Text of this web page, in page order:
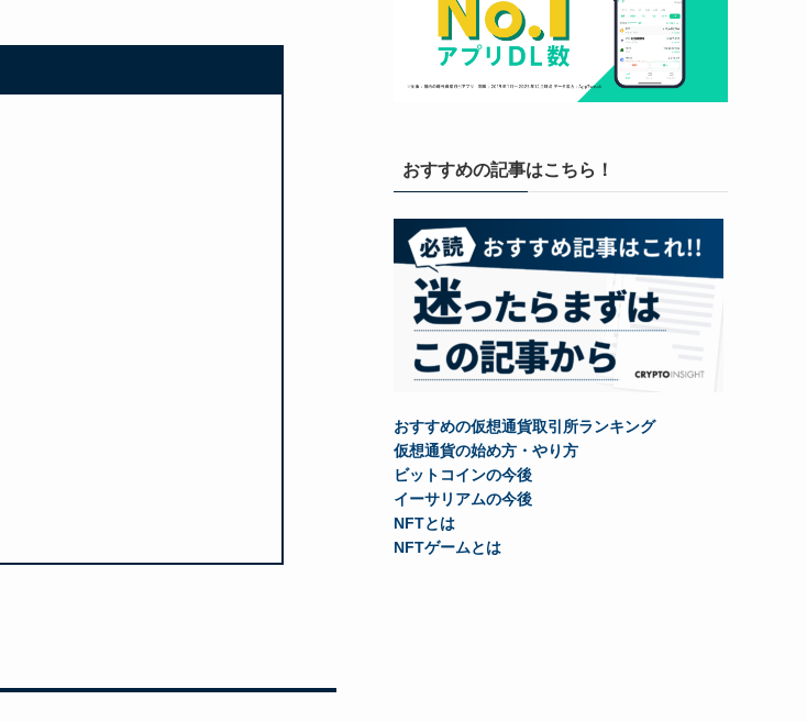
おすすめの記事はこちら！
おすすめの仮想通貨取引所ランキング
仮想通貨の始め方・やり方
ビットコインの今後
イーサリアムの今後
NFTとは
NFTゲームとは